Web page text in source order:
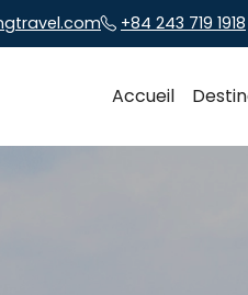
+84 243 719 1918
Accueil